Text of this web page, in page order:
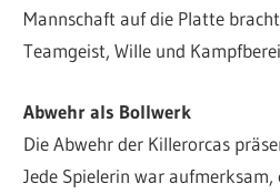
Mannschaft auf die Platte
Teamgeist, Wille und
Abwehr als Bollwerk
Die Abwehr der Killerorcas
Jede Spielerin war